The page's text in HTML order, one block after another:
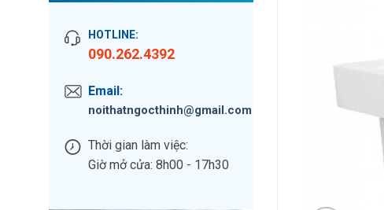
HOTLINE:
090.262.4392
Email:
noithatngocthinh@gmail.com
Thời gian làm việc:
Giờ mở cửa: 8h00 - 17h30